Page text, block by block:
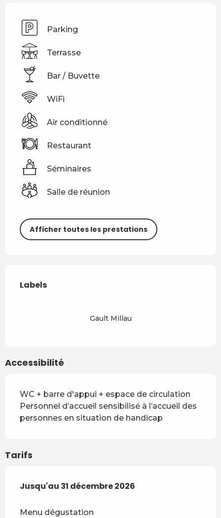
Parking
Terrasse
Bar / Buvette
WiFi
Air conditionné
Restaurant
Séminaires
Salle de réunion
Afficher toutes les prestations
Labels
Labels
Gault Millau
Accessibilité
WC + barre d'appui + espace de circulation
Personnel d’accueil sensibilisé à l’accueil des
personnes en situation de handicap
Tarifs
Du16 mars 2026au31 décembre 2026
Jusqu'au 31 décembre 2026
Menu dégustation